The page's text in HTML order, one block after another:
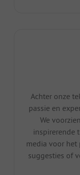
Achter onze
passie en
We
inspirerende
media voor het
suggesties of